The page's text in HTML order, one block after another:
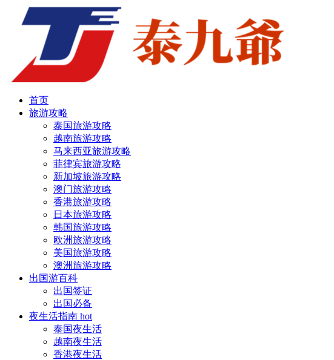
首页
旅游攻略
泰国旅游攻略
越南旅游攻略
马来西亚旅游攻略
菲律宾旅游攻略
新加坡旅游攻略
澳门旅游攻略
香港旅游攻略
日本旅游攻略
韩国旅游攻略
欧洲旅游攻略
美国旅游攻略
澳洲旅游攻略
出国游百科
出国签证
出国必备
夜生活指南 hot
泰国夜生活
越南夜生活
香港夜生活